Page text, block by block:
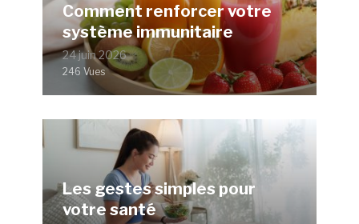
Comment renforcer votre
système immunitaire
24 juin 2026
246 Vues
Les gestes simples pour
votre santé